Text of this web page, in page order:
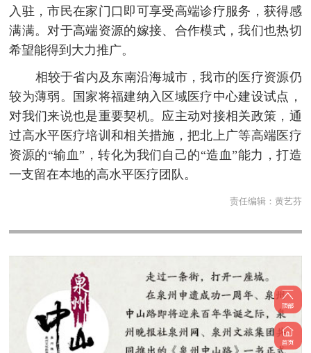
入驻，市民在家门口即可享受高端诊疗服务，获得感
满满。对于高端资源的嫁接、合作模式，我们也热切
希望能得到大力推广。
相较于省内及东南沿海城市，我市的医疗资源仍
较为薄弱。国家将福建纳入区域医疗中心建设试点，
对我们来说也是重要契机。应主动对接相关政策，通
过高水平医疗培训和相关措施，把北上广等高端医疗
资源的“输血”，转化为我们自己的“造血”能力，打造
一支留在本地的高水平医疗团队。
责任编辑： 黄艺芬